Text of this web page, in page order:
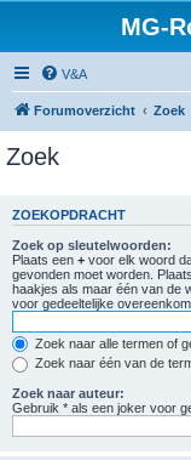
MG-
V&A
Forumoverzicht Zoek
Zoek
ZOEKOPDRACHT
Zoek op sleutelwoorden:
Plaats een + voor elk woord
gevonden moet worden.
haakjes als maar één van de
voor gedeeltelijke
Zoek naar alle termen of
Zoek naar één van de
Zoek naar auteur:
Gebruik * als een joker voor